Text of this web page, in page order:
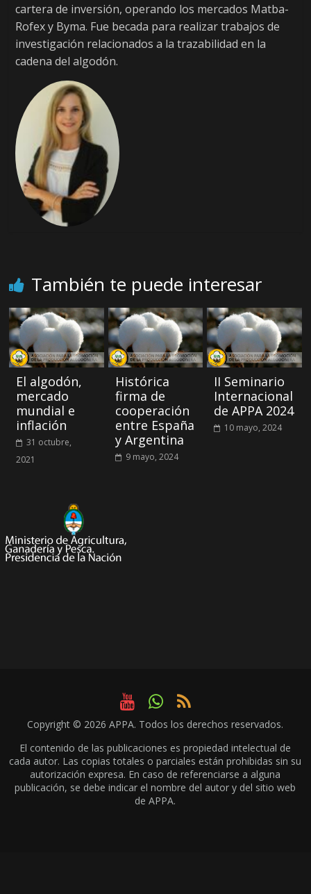
cartera de inversión, operando los mercados Matba-
Rofex y Byma. Fue becada para realizar trabajos de
investigación relacionados a la trazabilidad en la
cadena del algodón.
También te puede interesar
El algodón,
mercado
mundial e
inflación
31 octubre,
2021
Histórica
firma de
cooperación
entre España
y Argentina
9 mayo, 2024
II Seminario
Internacional
de APPA 2024
10 mayo, 2024
Copyright © 2026APPA. Todos los derechos reservados.
El contenido de las publicaciones es propiedad intelectual de
cada autor. Las copias totales o parciales están prohibidas sin su
autorización expresa. En caso de referenciarse a alguna
publicación, se debe indicar el nombre del autor y del sitio web
de APPA.